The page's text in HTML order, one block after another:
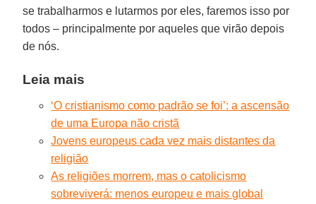
se trabalharmos e lutarmos por eles, faremos isso por
todos – principalmente por aqueles que virão depois
de nós.
Leia mais
‘O cristianismo como padrão se foi’: a ascensão
de uma Europa não cristã
Jovens europeus cada vez mais distantes da
religião
As religiões morrem, mas o catolicismo
sobreviverá: menos europeu e mais global